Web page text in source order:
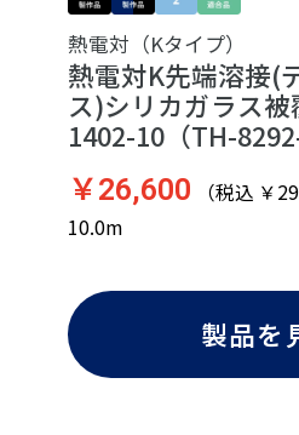
熱電対（Kタイプ）
熱電対K先端溶接(
ス)シリカガラス
1402-10（TH-8292-
￥26,600 （税込 ￥
10.0m
製品を